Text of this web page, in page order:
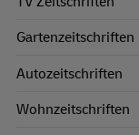
Gartenzeitschriften
Autozeitschriften
Wohnzeitschriften